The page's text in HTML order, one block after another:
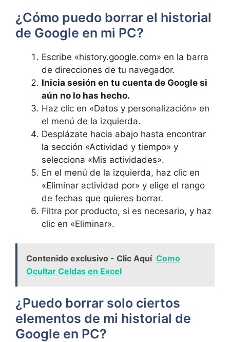
¿Cómo puedo borrar el historial
de Google en mi PC?
Escribe «history.google.com» en la barra
de direcciones de tu navegador.
Inicia sesión en tu cuenta de Google si
aún no lo has hecho.
Haz clic en «Datos y personalización» en
el menú de la izquierda.
Desplázate hacia abajo hasta encontrar
la sección «Actividad y tiempo» y
selecciona «Mis actividades».
En el menú de la izquierda, haz clic en
«Eliminar actividad por» y elige el rango
de fechas que quieres borrar.
Filtra por producto, si es necesario, y haz
clic en «Eliminar».
Contenido exclusivo - Clic Aquí Como
Ocultar Celdas en Excel
¿Puedo borrar solo ciertos
elementos de mi historial de
Google en PC?